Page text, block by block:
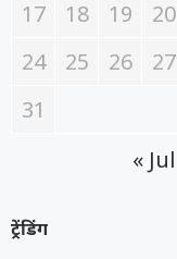
17 18 19 20
24
25 26 27
31
« Jul
ट्रेंडिंग